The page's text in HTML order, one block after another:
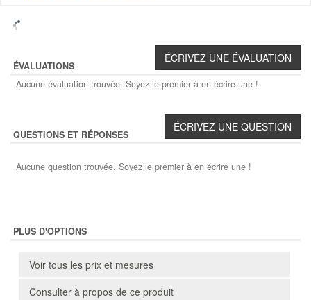
ÉVALUATIONS
Aucune évaluation trouvée. Soyez le premier à en écrire une !
QUESTIONS ET RÉPONSES
Aucune question trouvée. Soyez le premier à en écrire une !
PLUS D'OPTIONS
Voir tous les prix et mesures
Consulter à propos de ce produit